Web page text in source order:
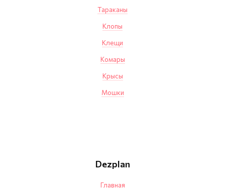
Dezplan
Главная
Тараканы
Клопы
Клещи
Комары
Крысы
Мошки